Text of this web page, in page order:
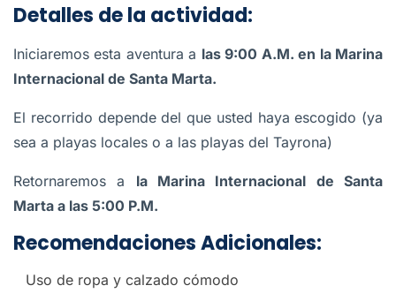
Detalles de la actividad:
Iniciaremos esta aventura a las 9:00 A.M. en la Marina
Internacional de Santa Marta.
El recorrido depende del que usted haya escogido (ya
sea a playas locales o a las playas del Tayrona)
Retornaremos a la Marina Internacional de Santa
Marta a las 5:00 P.M.
Recomendaciones Adicionales:
Uso de ropa y calzado cómodo